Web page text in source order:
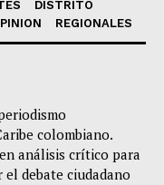
DISTRITO
REGIONALES
colombiano.
análisis crítico para
debate ciudadano